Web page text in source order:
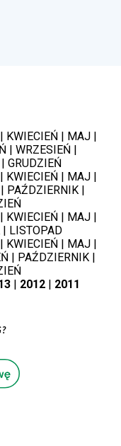
| KWIECIEŃ | MAJ |
| WRZESIEŃ |
GRUDZIEŃ
| KWIECIEŃ | MAJ |
| PAŹDZIERNIK |
| KWIECIEŃ | MAJ |
| LISTOPAD
| KWIECIEŃ | MAJ |
| PAŹDZIERNIK|
| 2012| 2011